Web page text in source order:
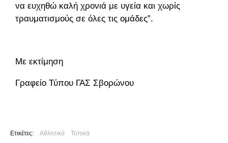
να ευχηθώ καλή χρονιά με υγεία και χωρίς
τραυματισμούς σε όλες τις ομάδες”.
Με εκτίμηση
Γραφείο Τύπου ΓΑΣ Σβορώνου
Ετικέτες: Αθλητικά Τοπικά